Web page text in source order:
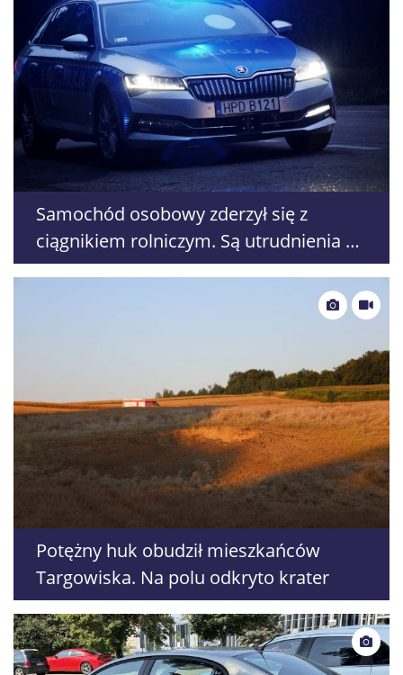
Samochód osobowy zderzył się z
ciągnikiem rolniczym. Są utrudnienia na
DK19
Potężny huk obudził mieszkańców
Targowiska. Na polu odkryto krater